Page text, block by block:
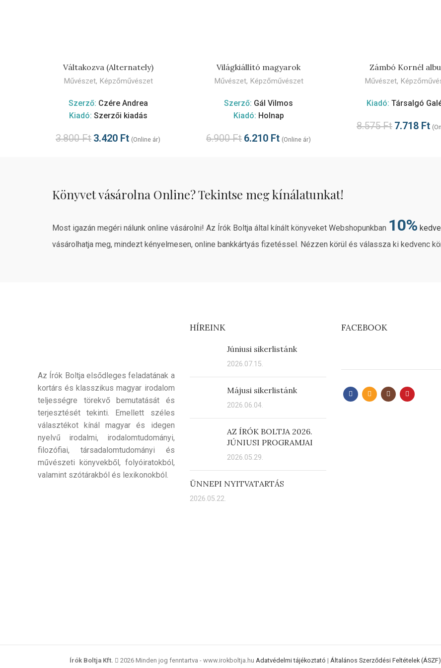
KOSÁRBA TESZEM
Váltakozva (Alternately)
Művészet, Képzőművészet
Szerző: Czére Andrea
Kiadó: Szerzői kiadás
3.800Ft 3.420 Ft (Online ár)
Világkiállító magyarok
Művészet, Képzőművészet
Szerző: Gál Vilmos
Kiadó: Holnap
6.900Ft 6.210 Ft (Online ár)
KOSÁRBA
Zámbó Kornél
Művészet,
Kiadó: Társalgó
8.575Ft 7.718 Ft
Könyvet vásárolna Online? Tekintse meg kínálatunkat!
Most igazán megéri nálunk online vásárolni! Az Írók Boltja által kínált könyveket Webshopunkban 10%
vásárolhatja meg, mindezt kényelmesen, online bankkártyás fizetéssel. Nézzen körül és válassza ki kedvenc
Az Írók Boltja elsődleges feladatának a
kortárs és klasszikus magyar irodalom
teljességre törekvő bemutatását és
terjesztését tekinti. Emellett széles
választékot kínál magyar és idegen
nyelvű irodalmi, irodalomtudományi,
filozófiai, társadalomtudományi és
művészeti könyvekből, folyóiratokból,
valamint szótárakból és lexikonokból.
HÍREINK
Júniusi sikerlistánk
2026.07.15.
Májusi sikerlistánk
2026.06.04.
AZ ÍRÓK BOLTJA 2026.
JÚNIUSI PROGRAMJAI
2026.05.29.
ÜNNEPI NYITVATARTÁS
2026.05.22.
FACEBOOK
Írók Boltja Kft. 2026 Minden jog fenntartva - www.irokboltja.hu Adatvédelmi tájékoztató | Általános Szerződési Feltételek (ÁSZF)